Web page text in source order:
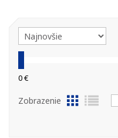
0 €
Zobrazenie